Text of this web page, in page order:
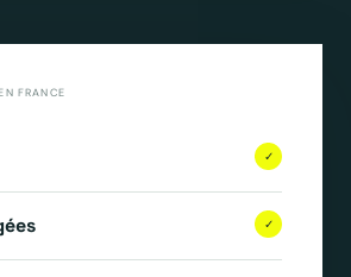
FRANCE
✓
✓